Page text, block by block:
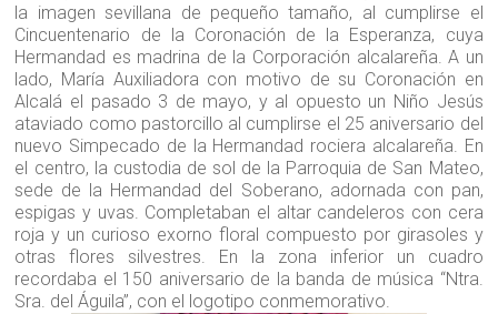
la imagen sevillana de pequeño tamaño, al cumplirse el
Cincuentenario de la Coronación de la Esperanza, cuya
Hermandad es madrina de la Corporación alcalareña. A un
lado, María Auxiliadora con motivo de su Coronación en
Alcalá el pasado 3 de mayo, y al opuesto un Niño Jesús
ataviado como pastorcillo al cumplirse el 25 aniversario del
nuevo Simpecado de la Hermandad rociera alcalareña. En
el centro, la custodia de sol de la Parroquia de San Mateo,
sede de la Hermandad del Soberano, adornada con pan,
espigas y uvas. Completaban el altar candeleros con cera
roja y un curioso exorno floral compuesto por girasoles y
otras flores silvestres. En la zona inferior un cuadro
recordaba el 150 aniversario de la banda de música “Ntra.
Sra. del Águila”, con el logotipo conmemorativo.